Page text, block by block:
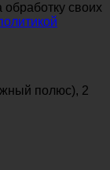
своих
полюс), 2